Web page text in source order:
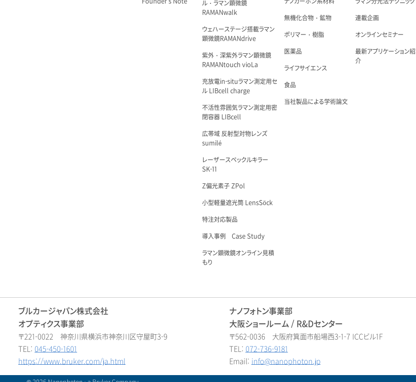
ル・ラマン顕微鏡
RAMANwalk
ウェハーステージ搭載ラマン
顕微鏡RAMANdrive
紫外・深紫外ラマン顕微鏡
RAMANtouch vioLa
充放電in-situラマン測定用セ
ル LIBcell charge
不活性雰囲気ラマン測定用密
閉容器 LIBcell
広帯域 反射型対物レンズ
sumilé
レーザースペックルキラー
SK-11
Z偏光素子 ZPol
小型軽量遮光筒 LensSöck
特注対応製品
導入事例 Case Study
ラマン顕微鏡オンライン見積
もり
無機化合物・鉱物
ポリマー・樹脂
医薬品
ライフサイエンス
食品
当社製品による学術論文
連載企画
オンラインセミナー
最新アプリケーション紹
介
ブルカージャパン株式会社
オプティクス事業部
〒221-0022 神奈川県横浜市神奈川区守屋町3-9
TEL: 045-450-1601
https://www.bruker.com/ja.html
ナノフォトン事業部
大阪ショールーム / R&Dセンター
〒562-0036 大阪府箕面市船場西3-1-7 ICCビル1F
TEL: 072-736-9181
Email: info@nanophoton.jp